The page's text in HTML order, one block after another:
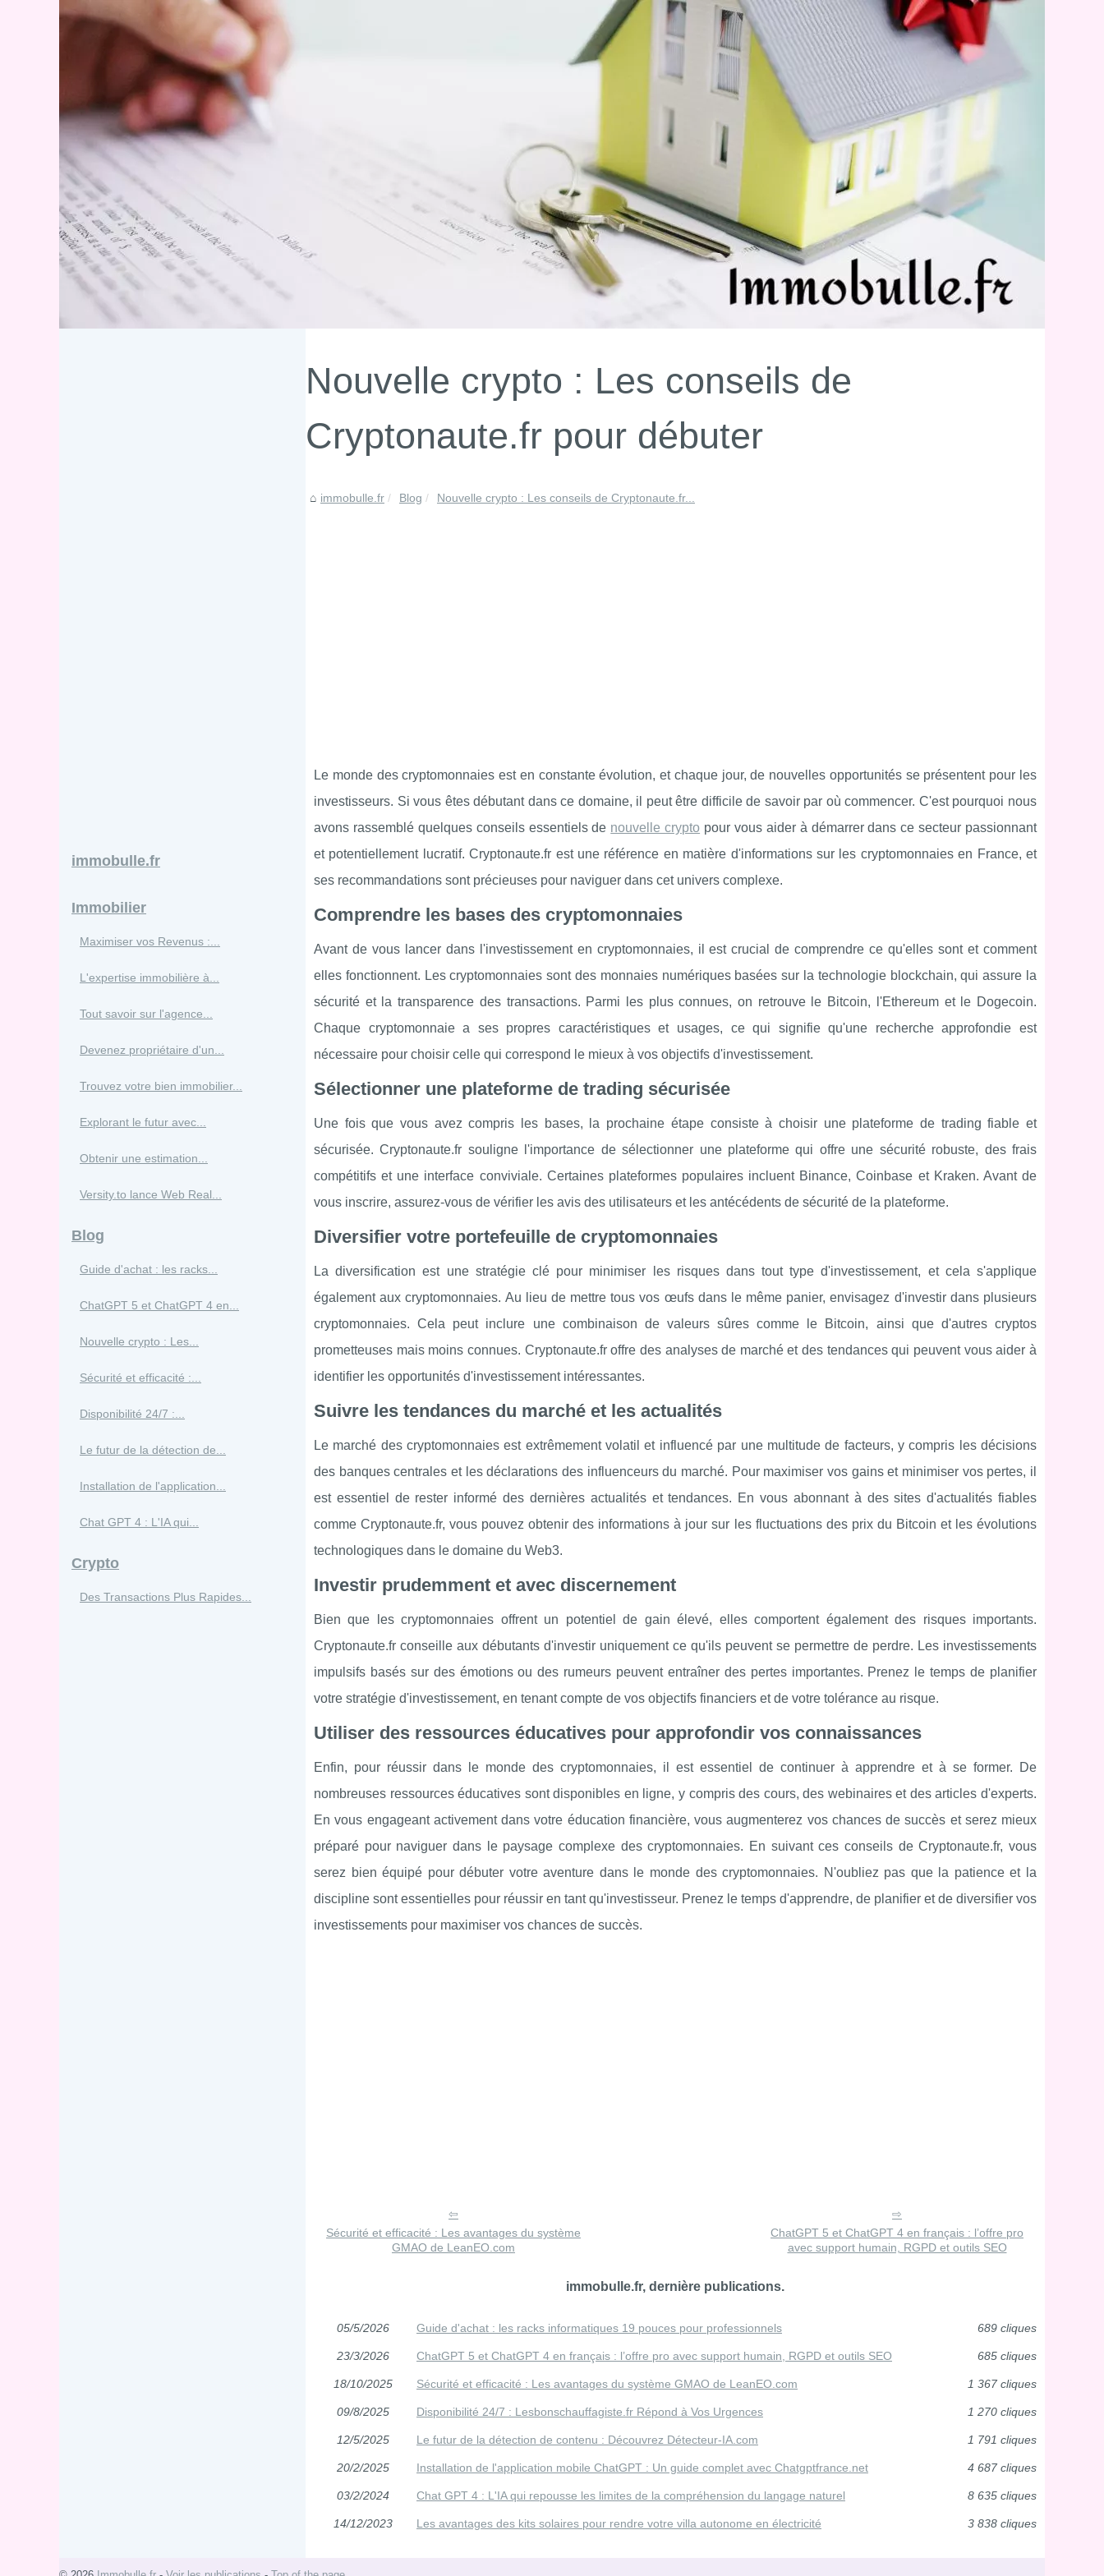
Nouvelle crypto : Les conseils de
Cryptonaute.fr pour débuter
immobulle.fr Blog Nouvelle crypto : Les conseils de Cryptonaute.fr...
Le monde des cryptomonnaies est en constante évolution, et chaque jour, de nouvelles opportunités se présentent pour les
investisseurs. Si vous êtes débutant dans ce domaine, il peut être difficile de savoir par où commencer. C'est pourquoi nous
avons rassemblé quelques conseils essentiels de nouvelle crypto pour vous aider à démarrer dans ce secteur passionnant
et potentiellement lucratif. Cryptonaute.fr est une référence en matière d'informations sur les cryptomonnaies en France, et
ses recommandations sont précieuses pour naviguer dans cet univers complexe.
Comprendre les bases des cryptomonnaies
Avant de vous lancer dans l'investissement en cryptomonnaies, il est crucial de comprendre ce qu'elles sont et comment
elles fonctionnent. Les cryptomonnaies sont des monnaies numériques basées sur la technologie blockchain, qui assure la
sécurité et la transparence des transactions. Parmi les plus connues, on retrouve le Bitcoin, l'Ethereum et le Dogecoin.
Chaque cryptomonnaie a ses propres caractéristiques et usages, ce qui signifie qu'une recherche approfondie est
nécessaire pour choisir celle qui correspond le mieux à vos objectifs d'investissement.
Sélectionner une plateforme de trading sécurisée
Une fois que vous avez compris les bases, la prochaine étape consiste à choisir une plateforme de trading fiable et
sécurisée. Cryptonaute.fr souligne l'importance de sélectionner une plateforme qui offre une sécurité robuste, des frais
compétitifs et une interface conviviale. Certaines plateformes populaires incluent Binance, Coinbase et Kraken. Avant de
vous inscrire, assurez-vous de vérifier les avis des utilisateurs et les antécédents de sécurité de la plateforme.
Diversifier votre portefeuille de cryptomonnaies
La diversification est une stratégie clé pour minimiser les risques dans tout type d'investissement, et cela s'applique
également aux cryptomonnaies. Au lieu de mettre tous vos œufs dans le même panier, envisagez d'investir dans plusieurs
cryptomonnaies. Cela peut inclure une combinaison de valeurs sûres comme le Bitcoin, ainsi que d'autres cryptos
prometteuses mais moins connues. Cryptonaute.fr offre des analyses de marché et des tendances qui peuvent vous aider à
identifier les opportunités d'investissement intéressantes.
Suivre les tendances du marché et les actualités
Le marché des cryptomonnaies est extrêmement volatil et influencé par une multitude de facteurs, y compris les décisions
des banques centrales et les déclarations des influenceurs du marché. Pour maximiser vos gains et minimiser vos pertes, il
est essentiel de rester informé des dernières actualités et tendances. En vous abonnant à des sites d'actualités fiables
comme Cryptonaute.fr, vous pouvez obtenir des informations à jour sur les fluctuations des prix du Bitcoin et les évolutions
technologiques dans le domaine du Web3.
Investir prudemment et avec discernement
Bien que les cryptomonnaies offrent un potentiel de gain élevé, elles comportent également des risques importants.
Cryptonaute.fr conseille aux débutants d'investir uniquement ce qu'ils peuvent se permettre de perdre. Les investissements
impulsifs basés sur des émotions ou des rumeurs peuvent entraîner des pertes importantes. Prenez le temps de planifier
votre stratégie d'investissement, en tenant compte de vos objectifs financiers et de votre tolérance au risque.
Utiliser des ressources éducatives pour approfondir vos connaissances
Enfin, pour réussir dans le monde des cryptomonnaies, il est essentiel de continuer à apprendre et à se former. De
nombreuses ressources éducatives sont disponibles en ligne, y compris des cours, des webinaires et des articles d'experts.
En vous engageant activement dans votre éducation financière, vous augmenterez vos chances de succès et serez mieux
préparé pour naviguer dans le paysage complexe des cryptomonnaies. En suivant ces conseils de Cryptonaute.fr, vous
serez bien équipé pour débuter votre aventure dans le monde des cryptomonnaies. N'oubliez pas que la patience et la
discipline sont essentielles pour réussir en tant qu'investisseur. Prenez le temps d'apprendre, de planifier et de diversifier vos
investissements pour maximiser vos chances de succès.
Sécurité et efficacité : Les avantages du système
GMAO de LeanEO.com
ChatGPT 5 et ChatGPT 4 en français : l’offre pro
avec support humain, RGPD et outils SEO
immobulle.fr, dernière publications.
05/5/2026 Guide d'achat : les racks informatiques 19 pouces pour professionnels 689 cliques
23/3/2026 ChatGPT 5 et ChatGPT 4 en français : l’offre pro avec support humain, RGPD et outils SEO 685 cliques
18/10/2025 Sécurité et efficacité : Les avantages du système GMAO de LeanEO.com 1 367 cliques
09/8/2025 Disponibilité 24/7 : Lesbonschauffagiste.fr Répond à Vos Urgences 1 270 cliques
12/5/2025 Le futur de la détection de contenu : Découvrez Détecteur-IA.com 1 791 cliques
20/2/2025 Installation de l'application mobile ChatGPT : Un guide complet avec Chatgptfrance.net 4 687 cliques
03/2/2024 Chat GPT 4 : L'IA qui repousse les limites de la compréhension du langage naturel 8 635 cliques
14/12/2023 Les avantages des kits solaires pour rendre votre villa autonome en électricité 3 838 cliques
immobulle.fr
Immobilier
Maximiser vos Revenus :...
L'expertise immobilière à...
Tout savoir sur l'agence...
Devenez propriétaire d'un...
Trouvez votre bien immobilier...
Explorant le futur avec...
Obtenir une estimation...
Versity.to lance Web Real...
Blog
Guide d'achat : les racks...
ChatGPT 5 et ChatGPT 4 en...
Nouvelle crypto : Les...
Sécurité et efficacité :...
Disponibilité 24/7 :...
Le futur de la détection de...
Installation de l'application...
Chat GPT 4 : L'IA qui...
Crypto
Des Transactions Plus Rapides...